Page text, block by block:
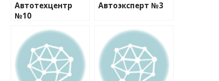
Автотехцентр
№10
Автоэксперт №3